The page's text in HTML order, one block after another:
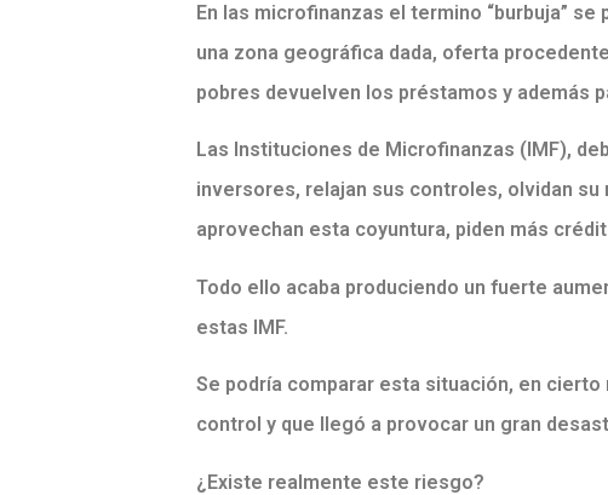
En las microfinanzas el termino “burbuja”
una zona geográfica dada, oferta
pobres devuelven los préstamos y además
Las Instituciones de Microfinanzas (IMF),
inversores, relajan sus controles, olvidan
aprovechan esta coyuntura, piden más
Todo ello acaba produciendo un fuerte
estas IMF.
Se podría comparar esta situación, en
control y que llegó a provocar un gran
¿Existe realmente este riesgo?